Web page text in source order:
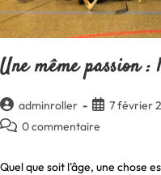
Une même passion
Auteur/autrice
de
adminroller
Publication
publiée :
7 février
Commentaires
la
0 commentaire
Quel que soit l'âge, une chose